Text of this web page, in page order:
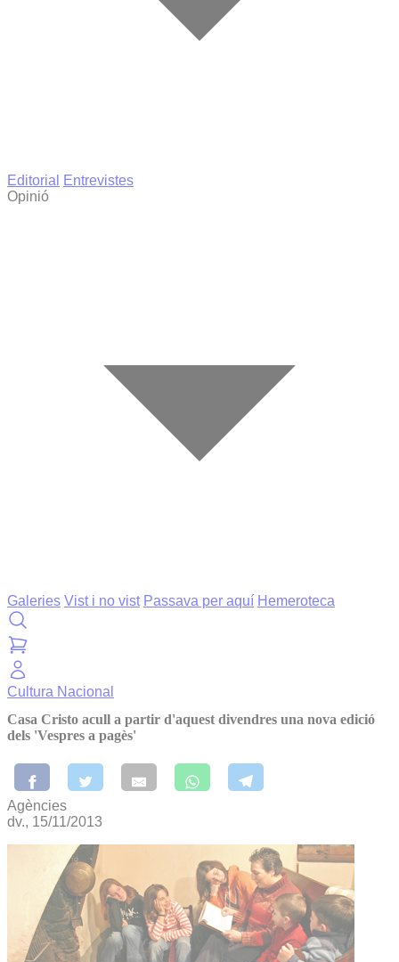
Editorial
Entrevistes
Opinió
Galeries Vist i no vist Passava per aquí Hemeroteca
Cultura Nacional
Casa Cristo acull a partir d'aquest divendres una nova edició
dels 'Vespres a pagès'
Agències
dv., 15/11/2013